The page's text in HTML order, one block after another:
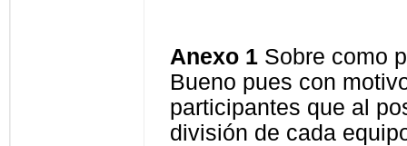
Anexo 1 Sobre como
Bueno pues con
participantes que al
división de cada